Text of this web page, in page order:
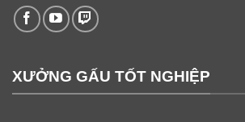
XƯỞNG GẤU TỐT NGHIỆP